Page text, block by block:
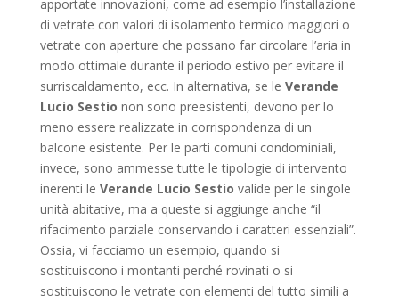
apportate innovazioni, come ad esempio l’installazione
di vetrate con valori di isolamento termico maggiori o
vetrate con aperture che possano far circolare l’aria in
modo ottimale durante il periodo estivo per evitare il
surriscaldamento, ecc. In alternativa, se le Verande
Lucio Sestio non sono preesistenti, devono per lo
meno essere realizzate in corrispondenza di un
balcone esistente. Per le parti comuni condominiali,
invece, sono ammesse tutte le tipologie di intervento
inerenti le Verande Lucio Sestio valide per le singole
unità abitative, ma a queste si aggiunge anche “il
rifacimento parziale conservando i caratteri essenziali”.
Ossia, vi facciamo un esempio, quando si
sostituiscono i montanti perché rovinati o si
sostituiscono le vetrate con elementi del tutto simili a